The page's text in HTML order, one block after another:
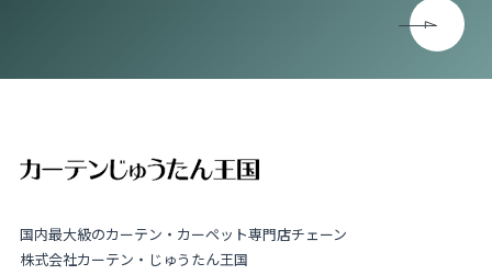
国内最大級のカーテン・カーペット専門店チェーン
株式会社カーテン・じゅうたん王国